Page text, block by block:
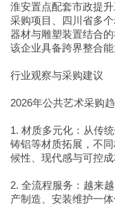
淮安置点配套市政提
采购项目、四川省多
器材与雕塑装置结合
该企业具备跨界整合能
行业观察与采购建议
2026年公共艺术采购
1. 材质多元化：从传
铸铝等材质拓展，不
候性、现代感与可控
2. 全流程服务：越来
产制造、安装维护一